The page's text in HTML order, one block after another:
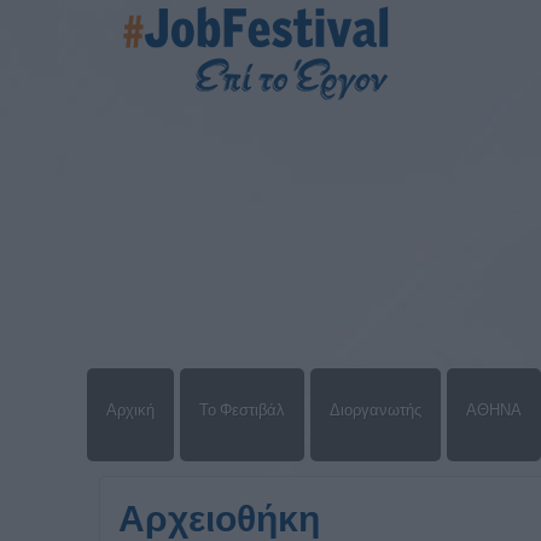
Αρχική Το Φεστιβάλ Διοργανωτής ΑΘΗΝΑ
Αρχειοθήκη